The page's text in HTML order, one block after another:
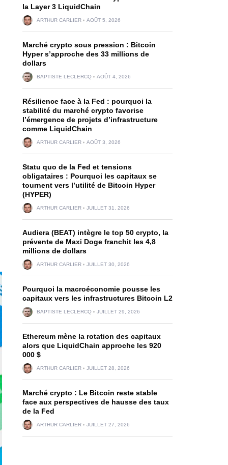
la Layer 3 LiquidChain
ARTHUR CARLIER AOÛT 5, 2026
Marché crypto sous pression : Bitcoin
Hyper s’approche des 33 millions de
dollars
BAPTISTE LECLERCQ AOÛT 4, 2026
Résilience face à la Fed : pourquoi la
stabilité du marché crypto favorise
l’émergence de projets d’infrastructure
comme LiquidChain
ARTHUR CARLIER AOÛT 3, 2026
Statu quo de la Fed et tensions
obligataires : Pourquoi les capitaux se
tournent vers l’utilité de Bitcoin Hyper
(HYPER)
ARTHUR CARLIER JUILLET 31, 2026
Audiera (BEAT) intègre le top 50 crypto, la
prévente de Maxi Doge franchit les 4,8
millions de dollars
ARTHUR CARLIER JUILLET 30, 2026
Pourquoi la macroéconomie pousse les
capitaux vers les infrastructures Bitcoin L2
BAPTISTE LECLERCQ JUILLET 29, 2026
Ethereum mène la rotation des capitaux
alors que LiquidChain approche les 920
000 $
ARTHUR CARLIER JUILLET 28, 2026
Marché crypto : Le Bitcoin reste stable
face aux perspectives de hausse des taux
de la Fed
ARTHUR CARLIER JUILLET 27, 2026